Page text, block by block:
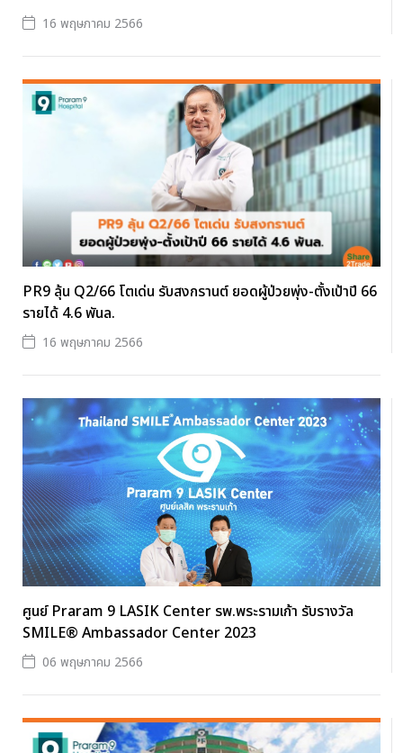
16 พฤษภาคม 2566
PR9 ลุ้น Q2/66 โตเด่น รับสงกรานต์ ยอดผู้ป่วยพุ่ง-ตั้งเป้าปี 66
รายได้ 4.6 พันล.
16 พฤษภาคม 2566
ศูนย์ Praram 9 LASIK Center รพ.พระรามเก้า รับรางวัล
SMILE® Ambassador Center 2023
06 พฤษภาคม 2566